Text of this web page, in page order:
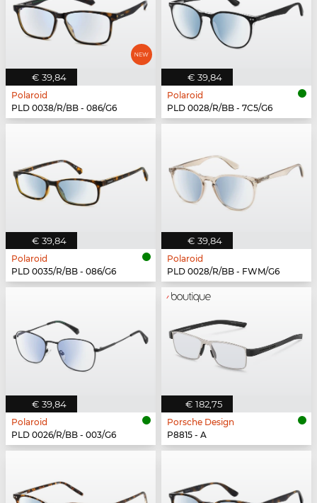
€ 39,84
Polaroid
PLD 0038/R/BB - 086/G6
€ 39,84
Polaroid
PLD 0028/R/BB - 7C5/G6
€ 39,84
Polaroid
PLD 0035/R/BB - 086/G6
€ 39,84
Polaroid
PLD 0028/R/BB - FWM/G6
€ 39,84
Polaroid
PLD 0026/R/BB - 003/G6
€ 182,75
Porsche Design
P8815 - A